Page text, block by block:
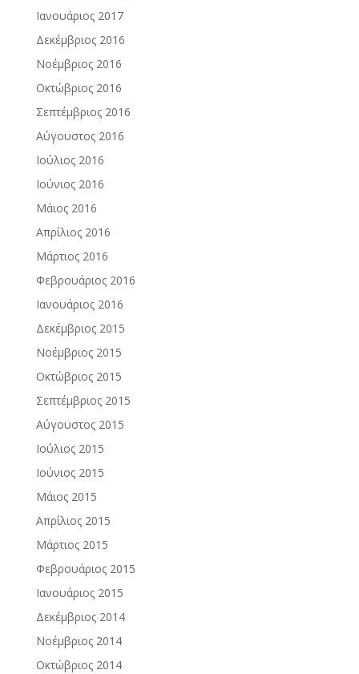
Ιανουάριος 2017
Δεκέμβριος 2016
Νοέμβριος 2016
Οκτώβριος 2016
Σεπτέμβριος 2016
Αύγουστος 2016
Ιούλιος 2016
Ιούνιος 2016
Μάιος 2016
Απρίλιος 2016
Μάρτιος 2016
Φεβρουάριος 2016
Ιανουάριος 2016
Δεκέμβριος 2015
Νοέμβριος 2015
Οκτώβριος 2015
Σεπτέμβριος 2015
Αύγουστος 2015
Ιούλιος 2015
Ιούνιος 2015
Μάιος 2015
Απρίλιος 2015
Μάρτιος 2015
Φεβρουάριος 2015
Ιανουάριος 2015
Δεκέμβριος 2014
Νοέμβριος 2014
Οκτώβριος 2014